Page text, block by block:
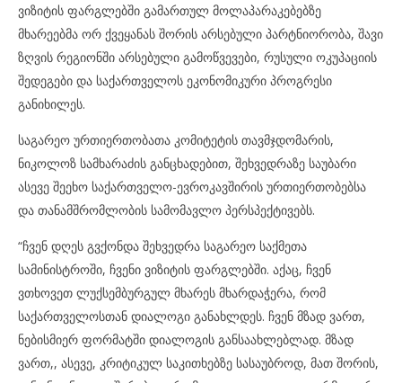
ვიზიტის ფარგლებში გამართულ მოლაპარაკებებზე
მხარეებმა ორ ქვეყანას შორის არსებული პარტნიორობა, შავი
ზღვის რეგიონში არსებული გამოწვევები, რუსული ოკუპაციის
შედეგები და საქართველოს ეკონომიკური პროგრესი
განიხილეს.
საგარეო ურთიერთობათა კომიტეტის თავმჯდომარის,
ნიკოლოზ სამხარაძის განცხადებით, შეხვედრაზე საუბარი
ასევე შეეხო საქართველო-ევროკავშირის ურთიერთობებსა
და თანამშრომლობის სამომავლო პერსპექტივებს.
“ჩვენ დღეს გვქონდა შეხვედრა საგარეო საქმეთა
სამინისტროში, ჩვენი ვიზიტის ფარგლებში. აქაც, ჩვენ
ვთხოვეთ ლუქსემბურგულ მხარეს მხარდაჭერა, რომ
საქართველოსთან დიალოგი განახლდეს. ჩვენ მზად ვართ,
ნებისმიერ ფორმატში დიალოგის განსაახლებლად. მზად
ვართ,, ასევე, კრიტიკულ საკითხებზე სასაუბროდ, მათ შორის,